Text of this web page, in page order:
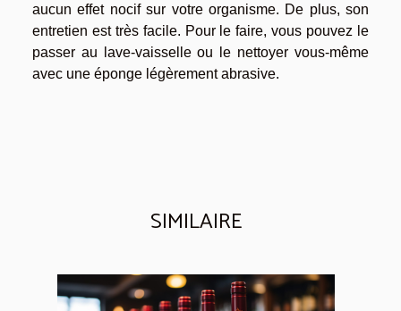
aucun effet nocif sur votre organisme. De plus, son
entretien est très facile. Pour le faire, vous pouvez le
passer au lave-vaisselle ou le nettoyer vous-même
avec une éponge légèrement abrasive.
SIMILAIRE